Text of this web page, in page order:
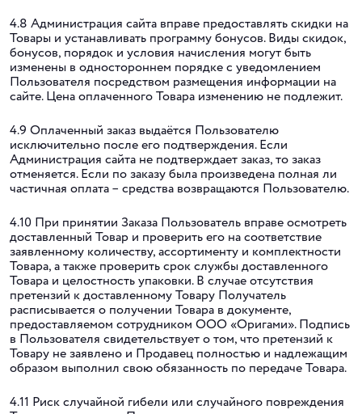
4.8 Администрация сайта вправе предоставлять скидки на
Товары и устанавливать программу бонусов. Виды скидок,
бонусов, порядок и условия начисления могут быть
изменены в одностороннем порядке с уведомлением
Пользователя посредством размещения информации на
сайте. Цена оплаченного Товара изменению не подлежит.
4.9 Оплаченный заказ выдаётся Пользователю
исключительно после его подтверждения. Если
Администрация сайта не подтверждает заказ, то заказ
отменяется. Если по заказу была произведена полная ли
частичная оплата – средства возвращаются Пользователю.
4.10 При принятии Заказа Пользователь вправе осмотреть
доставленный Товар и проверить его на соответствие
заявленному количеству, ассортименту и комплектности
Товара, а также проверить срок службы доставленного
Товара и целостность упаковки. В случае отсутствия
претензий к доставленному Товару Получатель
расписывается о получении Товара в документе,
предоставляемом сотрудником ООО «Оригами». Подпись
в Пользователя свидетельствует о том, что претензий к
Товару не заявлено и Продавец полностью и надлежащим
образом выполнил свою обязанность по передаче Товара.
4.11 Риск случайной гибели или случайного повреждения